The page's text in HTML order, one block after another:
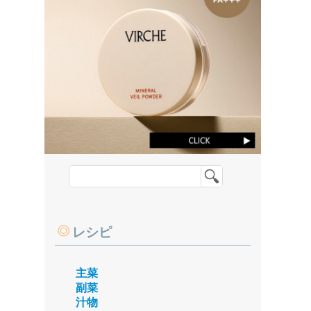
レシピ
主菜
副菜
汁物